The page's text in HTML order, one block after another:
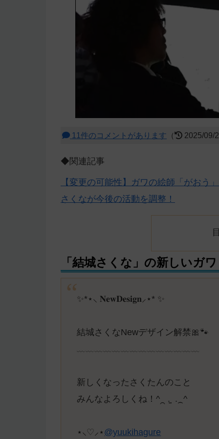
11件のコメントがあります （ 2025/09/
◆関連記事
【変更の可能性】ガワの絵師「がおう
さくなが今後の活動を調整！
「結城さくな」の新しいガワ
✨️*⋆⸜ 𝐍𝐞𝐰𝐃𝐞𝐬𝐢𝐠𝐧⸝⋆* ✨️
結城さくなNewデザイン解禁🎀🐾
﹏﹏﹏﹏﹏﹏﹏﹏﹏﹏﹏﹏﹏﹏
新しくなったさくたんのこと
みんなよろしくね！^⁔ ܸ. ̫ .⁔^
⋆⸜♡⸝‍⋆@yuukihagure